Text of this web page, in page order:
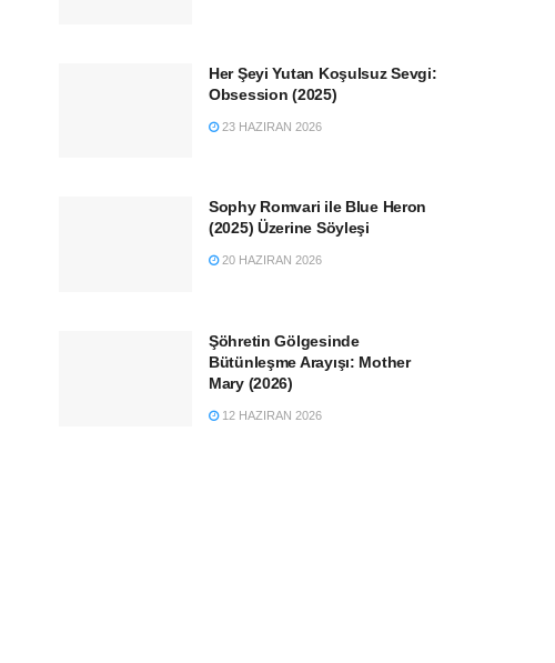
Her Şeyi Yutan Koşulsuz Sevgi:
Obsession (2025)
23 HAZIRAN 2026
Sophy Romvari ile Blue Heron
(2025) Üzerine Söyleşi
20 HAZIRAN 2026
Şöhretin Gölgesinde
Bütünleşme Arayışı: Mother
Mary (2026)
12 HAZIRAN 2026